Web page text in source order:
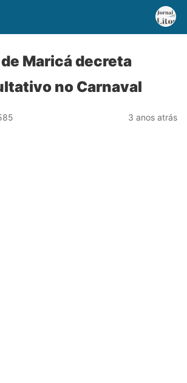
Maricá decreta
no Carnaval
3 anos atrás